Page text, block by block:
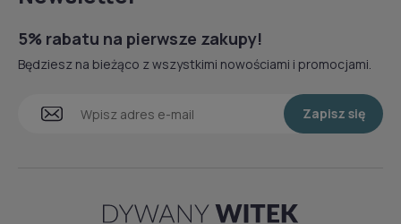
5% rabatu na pierwsze zakupy!
Będziesz na bieżąco z wszystkimi nowościami i promocjami.
Zapisz się